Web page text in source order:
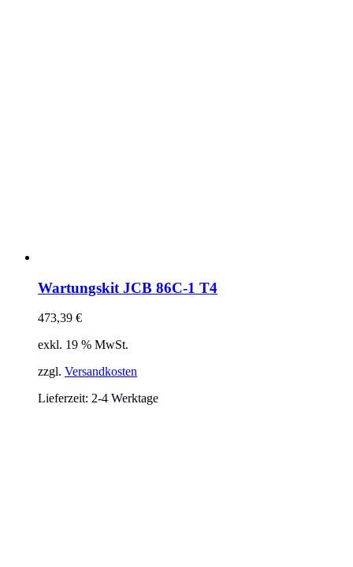
Wartungskit JCB 86C-1 T4
473,39 €
exkl. 19 % MwSt.
zzgl. Versandkosten
Lieferzeit: 2-4 Werktage